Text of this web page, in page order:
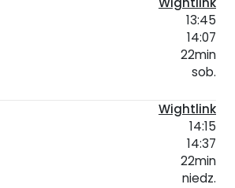
13:45
14:07
22min
sob.
Wightlink
14:15
14:37
22min
niedz.